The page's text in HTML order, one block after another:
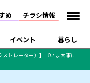
め チラシ情報
イベント 暮らし
インタビュー
ストレーター）】『いま大事に